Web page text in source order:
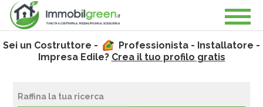
Sei un Costruttore -
Professionista - Installatore -
Impresa Edile? Crea il tuo profilo gratis
Raffina la tua ricerca